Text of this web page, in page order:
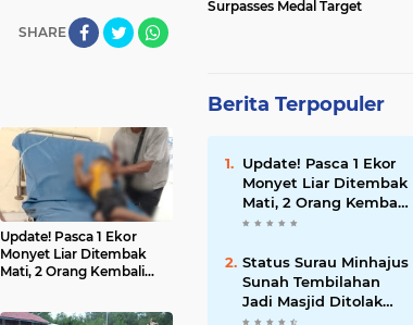
SHARE
Update! Pasca 1 Ekor
Monyet Liar Ditembak
Mati, 2 Orang Kembali
Surpasses Medal Target
Berita Terpopuler
Update! Pasca 1 Ekor
Monyet Liar Ditembak
Mati, 2 Orang Kembali
Jadi Korban
Status Surau Minhajus
Sunah Tembilahan
Jadi Masjid Ditolak
Warga Diduga